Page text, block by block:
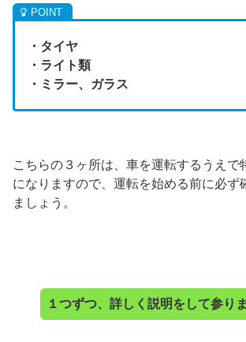
・タイヤ
・ライト類
・ミラー、ガラス
こちらの３ヶ所は、車を運転するうえで
になりますので、運転を始める前に必ず
ましょう。
１つずつ、詳しく説明をして参りま